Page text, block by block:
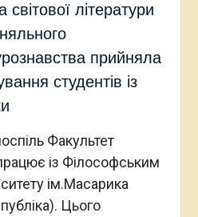
літератури
прийняла
студентів із
Факультет
із Філософським
ім.Масарика
Цього